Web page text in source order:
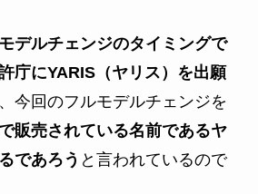
デルチェンジのタイミングで
庁にYARIS（ヤリス）を出願
今回のフルモデルチェンジを
販売されている名前であるヤ
であろう と言われているので